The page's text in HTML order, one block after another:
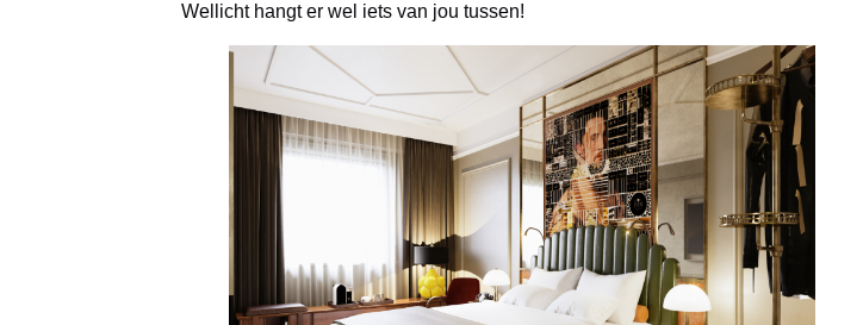
Wellicht hangt er wel iets van jou tussen!